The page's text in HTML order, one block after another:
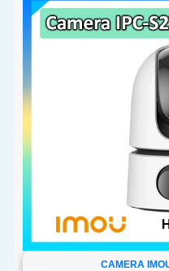
CAMERA